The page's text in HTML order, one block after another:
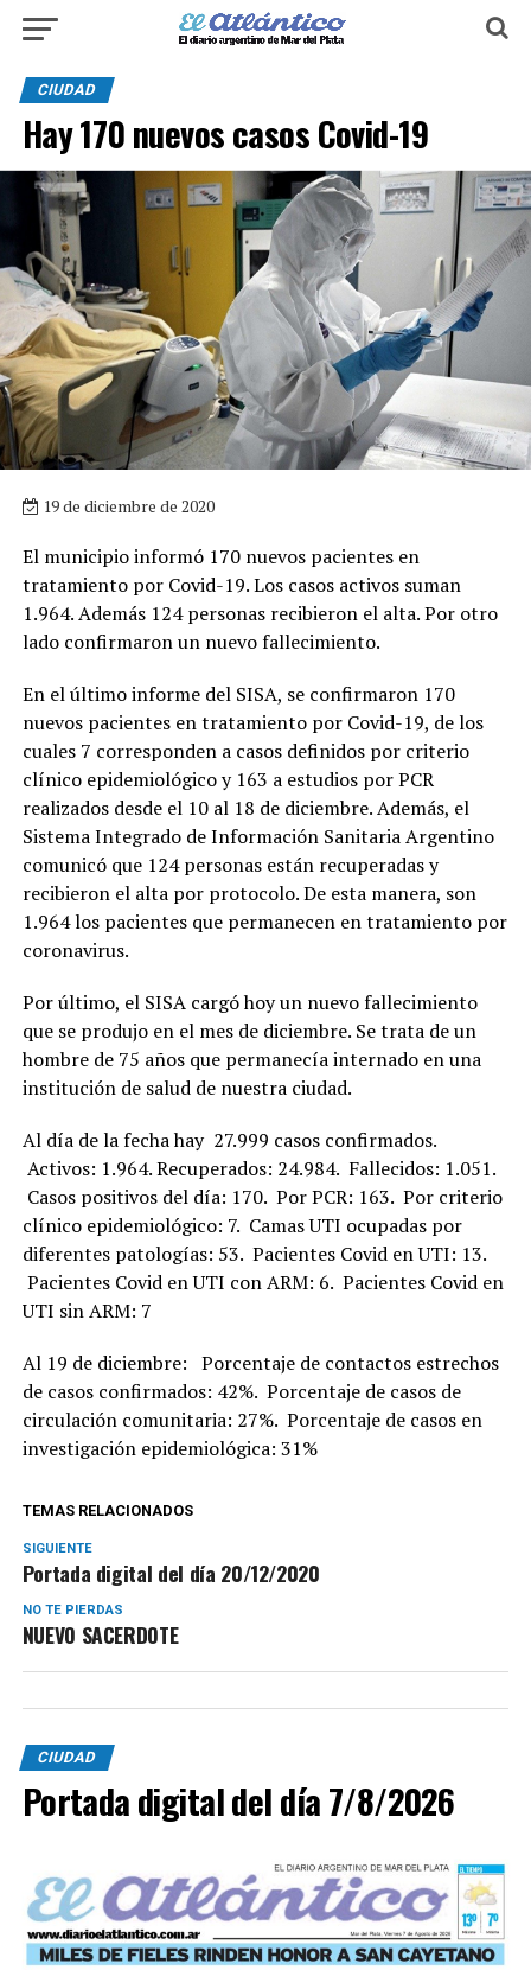
CIUDAD
Hay 170 nuevos casos Covid-19
19 de diciembre de 2020
El municipio informó 170 nuevos pacientes en
tratamiento por Covid-19. Los casos activos suman
1.964. Además 124 personas recibieron el alta. Por otro
lado confirmaron un nuevo fallecimiento.
En el último informe del SISA, se confirmaron 170
nuevos pacientes en tratamiento por Covid-19, de los
cuales 7 corresponden a casos definidos por criterio
clínico epidemiológico y 163 a estudios por PCR
realizados desde el 10 al 18 de diciembre. Además, el
Sistema Integrado de Información Sanitaria Argentino
comunicó que 124 personas están recuperadas y
recibieron el alta por protocolo. De esta manera, son
1.964 los pacientes que permanecen en tratamiento por
coronavirus.
Por último, el SISA cargó hoy un nuevo fallecimiento
que se produjo en el mes de diciembre. Se trata de un
hombre de 75 años que permanecía internado en una
institución de salud de nuestra ciudad.
Al día de la fecha hay 27.999 casos confirmados.
Activos: 1.964. Recuperados: 24.984. Fallecidos: 1.051.
Casos positivos del día: 170. Por PCR: 163. Por criterio
clínico epidemiológico: 7. Camas UTI ocupadas por
diferentes patologías: 53. Pacientes Covid en UTI: 13.
Pacientes Covid en UTI con ARM: 6. Pacientes Covid en
UTI sin ARM: 7
Al 19 de diciembre: Porcentaje de contactos estrechos
de casos confirmados: 42%. Porcentaje de casos de
circulación comunitaria: 27%. Porcentaje de casos en
investigación epidemiológica: 31%
TEMAS RELACIONADOS
SIGUIENTE
Portada digital del día 20/12/2020
NO TE PIERDAS
NUEVO SACERDOTE
CIUDAD
Portada digital del día 7/8/2026